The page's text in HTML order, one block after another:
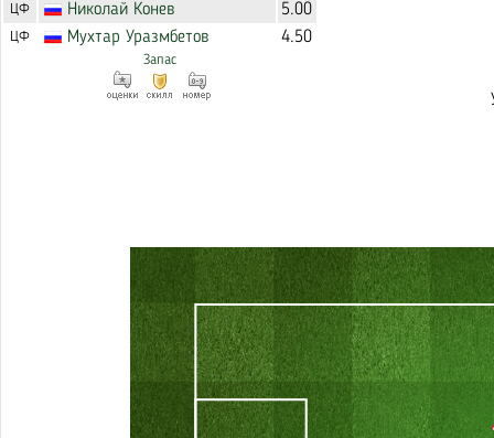
ЦФ Николай Конев 5.00
ЦФ Мухтар Уразмбетов 4.50
Запас